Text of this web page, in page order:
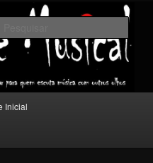
outros olhos.
Inicial